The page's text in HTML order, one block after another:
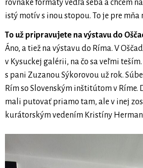
rovnaké formáty vedľa seba a chcem
istý motív s inou stopou. To je pre mňa
To už pripravujete na výstavu do
Áno, a tiež na výstavu do Ríma. V
v Kysuckej galérii, na čo sa veľmi
s pani Zuzanou Sýkorovou už rok.
Rím so Slovenským inštitútom v Ríme.
mali putovať priamo tam, ale v inej
kurátorským vedením Kristíny